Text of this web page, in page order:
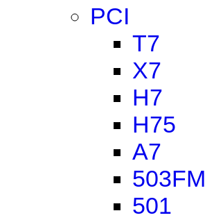
PCI
T7
X7
H7
H75
A7
503FM
501